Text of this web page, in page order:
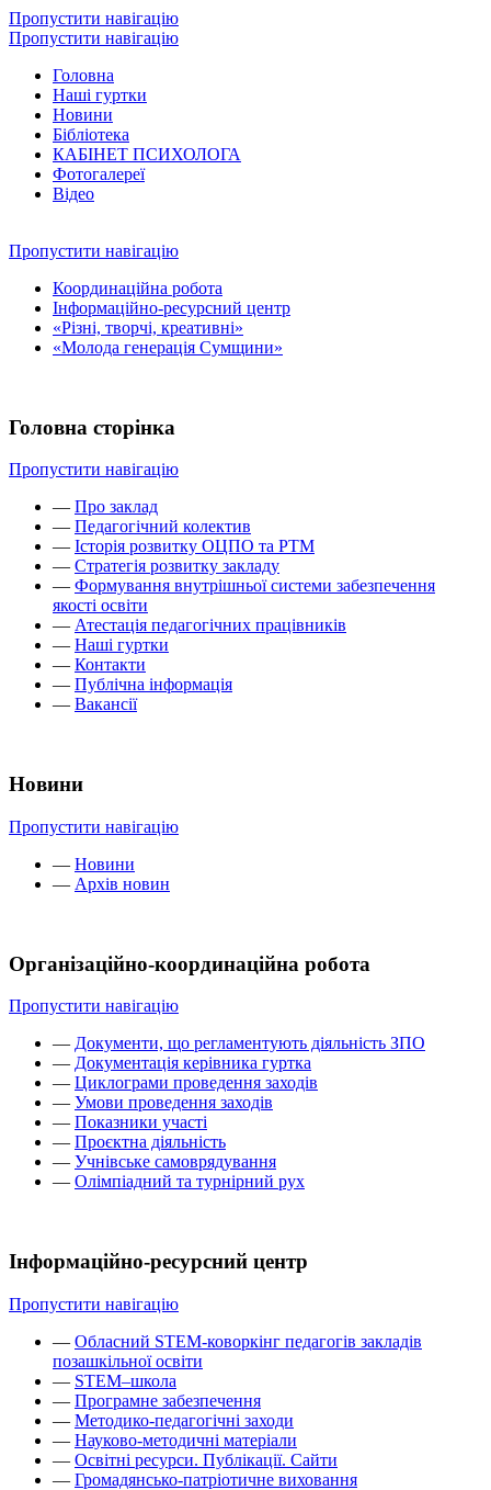
Пропустити навігацію
Пропустити навігацію
Головна
Наші гуртки
Новини
Бібліотека
КАБІНЕТ ПСИХОЛОГА
Фотогалереї
Відео
Пропустити навігацію
Координаційна робота
Інформаційно-ресурсний центр
«Різні, творчі, креативні»
«Молода генерація Сумщини»
Головна сторінка
Пропустити навігацію
— Про заклад
— Педагогічний колектив
— Історія розвитку ОЦПО та РТМ
— Стратегія розвитку закладу
— Формування внутрішньої системи забезпечення
якості освіти
— Атестація педагогічних працівників
— Наші гуртки
— Контакти
— Публічна інформація
— Вакансії
Новини
Пропустити навігацію
— Новини
— Архів новин
Організаційно-координаційна робота
Пропустити навігацію
— Документи, що регламентують діяльність ЗПО
— Документація керівника гуртка
— Циклограми проведення заходів
— Умови проведення заходів
— Показники участі
— Проєктна діяльність
— Учнівське самоврядування
— Олімпіадний та турнірний рух
Інформаційно-ресурсний центр
Пропустити навігацію
— Обласний STEM-коворкінг педагогів закладів
позашкільної освіти
— STEM–школа
— Програмне забезпечення
— Методико-педагогічні заходи
— Науково-методичні матеріали
— Освітні ресурси. Публікації. Сайти
— Громадянсько-патріотичне виховання